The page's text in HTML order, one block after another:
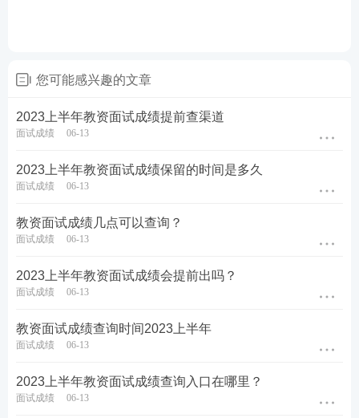
板和试讲示范，加购 >>
报考答疑。扫码添加↓↓
您可能感兴趣的文章
2023上半年教资面试成绩提前查渠道
面试成绩 06-13
2023上半年教资面试成绩保留的时间是多久
面试成绩 06-13
教资面试成绩几点可以查询？
面试成绩 06-13
2023上半年教资面试成绩会提前出吗？
面试成绩 06-13
教资面试成绩查询时间2023上半年
面试成绩 06-13
2023上半年教资面试成绩查询入口在哪里？
面试成绩 06-13